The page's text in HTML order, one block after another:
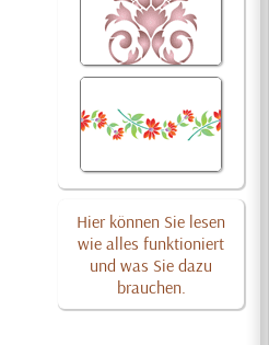
Hier können Sie lesen
wie alles funktioniert
und was Sie dazu
brauchen.